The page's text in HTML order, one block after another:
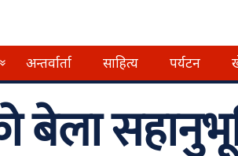
अन्तर्वार्ता साहित्य पर्यटन
बेला